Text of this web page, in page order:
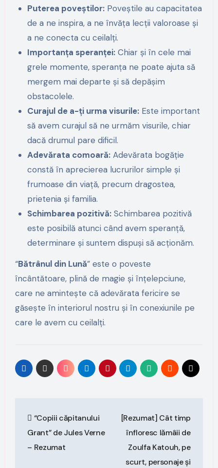
Puterea poveștilor: Poveștile au capacitatea
de a ne inspira, a ne învăța lecții valoroase și
a ne conecta cu ceilalți.
Importanța speranței: Chiar și în cele mai
grele momente, speranța ne poate ajuta să
mergem mai departe și să depășim
obstacolele.
Curajul de a-ți urma visurile: Este important
să avem curajul să ne urmăm visurile, chiar
dacă drumul pare dificil.
Adevărata comoară: Adevărata bogăție
constă în aprecierea lucrurilor simple și
frumoase din viață, precum dragostea,
prietenia și familia.
Schimbarea pozitivă: Schimbarea pozitivă
este posibilă atunci când avem speranță,
determinare și suntem dispuși să acționăm.
“Bătrânul din Lună” este o poveste
încântătoare, plină de magie și înțelepciune,
care ne amintește că adevărata fericire se
găsește în interiorul nostru și în conexiunile pe
care le avem cu ceilalți.
navigation
“Copiii căpitanului
Grant” de Jules Verne
– Rezumat
[Rezumat] Cât timp
înfloresc lămâii de
Zoulfa Katouh, pe
scurt, personaje și